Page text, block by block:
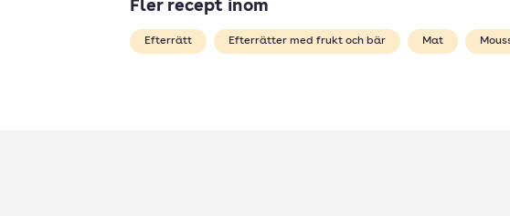
Fler recept inom
Efterrätt Efterrätter med frukt och bär Mat